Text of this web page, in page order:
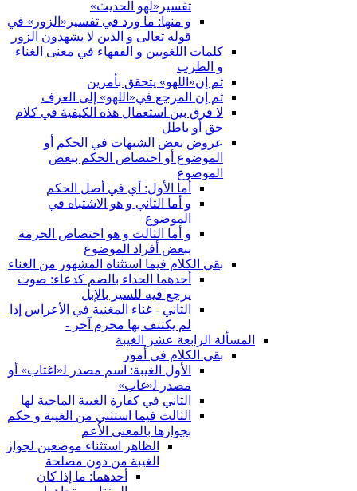
تفسير«لهو الحديث»
و منها: ما ورد في تفسير«الزور» في
قوله تعالى و الذين لا يشهدون الزور
كلمات اللغويين و الفقهاء في معنى الغناء
و الطرب
ثم إن«اللهو» يتحقق بأمرين
ثم إن المرجع في«اللهو» إلى العرف
لا فرق بين استعمال هذه الكيفية في كلام
حق أو باطل
عروض بعض الشبهات في الحكم أو
الموضوع أو اختصاص الحكم ببعض
الموضوع
أما الأول: أي في أصل الحكم
و أما الثاني و هو الاشتباه في
الموضوع
و أما الثالث و هو اختصاص الحرمة
ببعض أفراد الموضوع
بقي الكلام فيما استثناه المشهور من الغناء
أحدهما الحداء بالضم كدعاء: صوت
يرجع فيه للسير بالإبل
الثاني - غناء المغنية في الأعراس إذا
لم يكتنف بها محرم آخر -
المسألة الرابعة عشر الغيبة
بقي الكلام في أمور
الأول الغيبة: اسم مصدر ل‍«اغتاب» أو
مصدر ل‍«غاب»
الثاني في كفارة الغيبة الماحية لها
الثالث فيما استثني من الغيبة و حكم
بجوازها بالمعنى الأعم
الظاهر استثناء موضعين لجواز
الغيبة من دون مصلحة
أحدهما: ما إذا كان